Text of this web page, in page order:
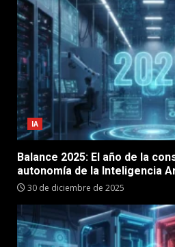
IA
Balance 2025: El año de la
autonomía de la Inteligencia
30 de diciembre de 2025